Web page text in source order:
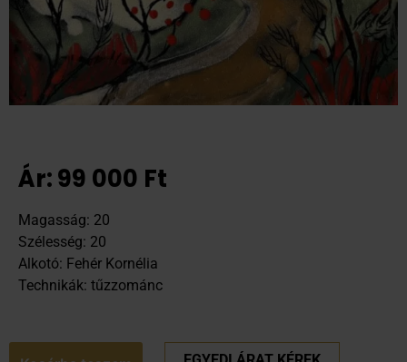
Ár:99 000 Ft
Magasság: 20
Szélesség: 20
Alkotó: Fehér Kornélia
Technikák: tűzzománc